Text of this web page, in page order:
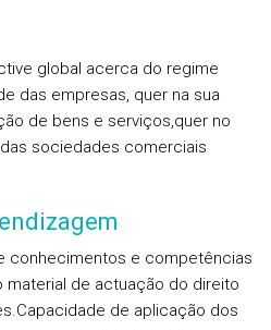
global acerca do regime
das empresas, quer na sua
de bens e serviços,quer no
sociedades comerciais
conhecimentos e competências
de actuação do direito
de aplicação dos